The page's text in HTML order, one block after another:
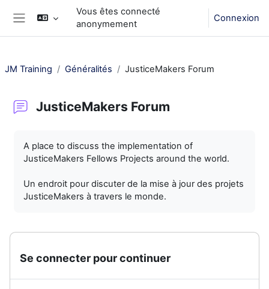
Passer au contenu principal
Panneau latéral
Vous êtes connecté
anonymement
Connexion
JM Training Généralités JusticeMakers Forum
JusticeMakers Forum
A place to discuss the implementation of
JusticeMakers Fellows Projects around the world.
Un endroit pour discuter de la mise à jour des projets
JusticeMakers à travers le monde.
Se connecter pour continuer